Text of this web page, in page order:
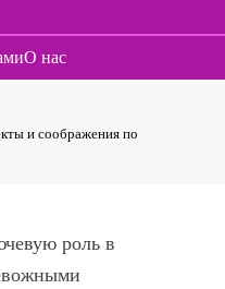
О нас
и соображения по
роль в